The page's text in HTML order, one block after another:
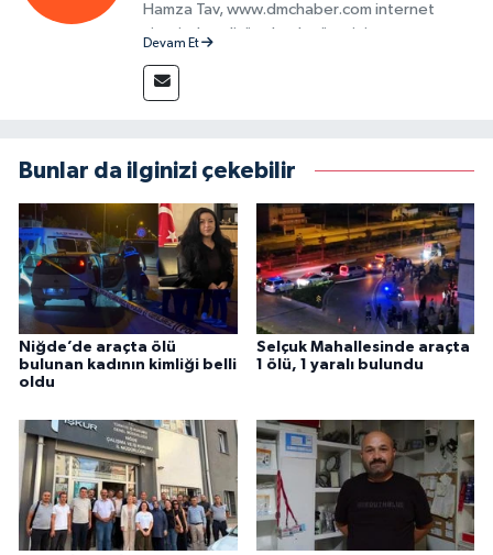
Hamza Tav, www.dmchaber.com internet
sitesinde editör olarak görevini
Devam Et
Bunlar da ilginizi çekebilir
Niğde’de araçta ölü
bulunan kadının kimliği belli
oldu
Selçuk Mahallesinde araçta
1 ölü, 1 yaralı bulundu